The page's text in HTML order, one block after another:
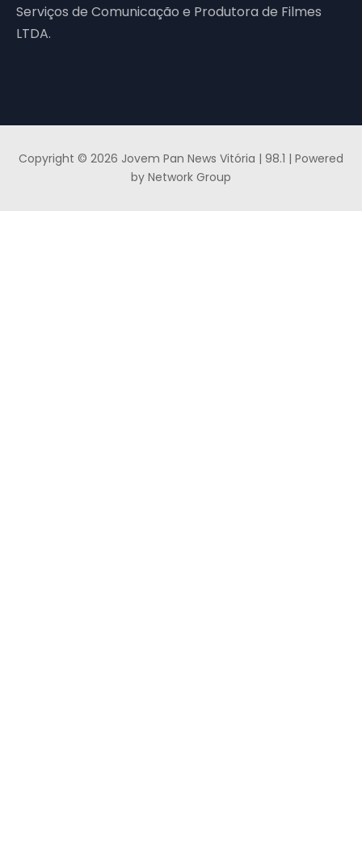
Serviços de Comunicação e Produtora de Filmes
LTDA.
Copyright © 2026 Jovem Pan News Vitória | 98.1 | Powered
by Network Group